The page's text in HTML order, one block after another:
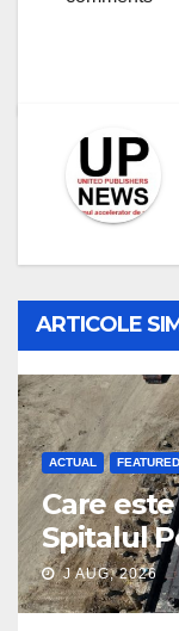
ARTICOLE
ACTUAL FEATURED
Care
Spitalul
J AUG, 2026